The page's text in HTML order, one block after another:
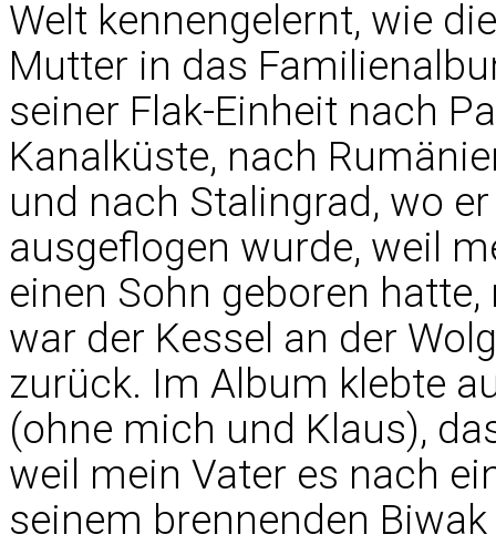
Welt kennengelernt, wie
Mutter in das
seiner Flak-Einheit nach
Kanalküste, nach
und nach Stalingrad, wo
ausgeflogen wurde, weil
einen Sohn geboren
war der Kessel an der
zurück. Im Album klebte
(ohne mich und Klaus),
weil mein Vater es nach
seinem brennenden